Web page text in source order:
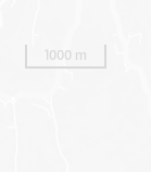
1000 m